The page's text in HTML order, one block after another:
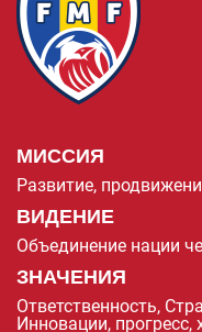
МИССИЯ
Развитие,
ВИДЕНИЕ
Объединение нации
ЗНАЧЕНИЯ
Ответственность,
Инновации, прогресс,